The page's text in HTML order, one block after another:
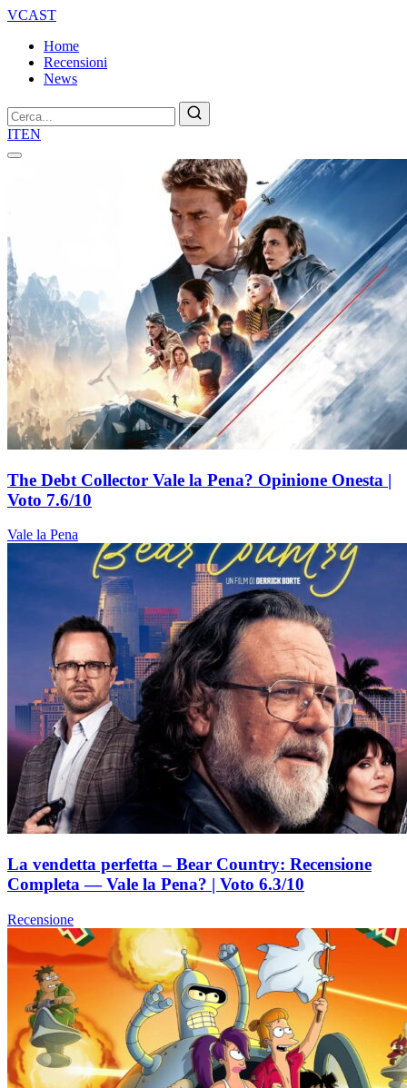
VCAST
Home
Recensioni
News
Cerca
ITEN
The Debt Collector Vale la Pena? Opinione Onesta |
Voto 7.6/10
Vale la Pena
La vendetta perfetta – Bear Country: Recensione
Completa — Vale la Pena? | Voto 6.3/10
Recensione